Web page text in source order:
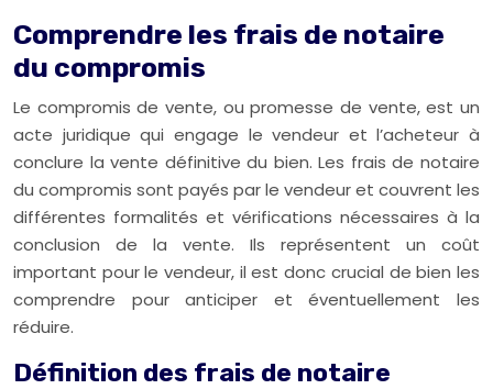
Comprendre les frais de notaire
du compromis
Le compromis de vente, ou promesse de vente, est un
acte juridique qui engage le vendeur et l’acheteur à
conclure la vente définitive du bien. Les frais de notaire
du compromis sont payés par le vendeur et couvrent les
différentes formalités et vérifications nécessaires à la
conclusion de la vente. Ils représentent un coût
important pour le vendeur, il est donc crucial de bien les
comprendre pour anticiper et éventuellement les
réduire.
Définition des frais de notaire